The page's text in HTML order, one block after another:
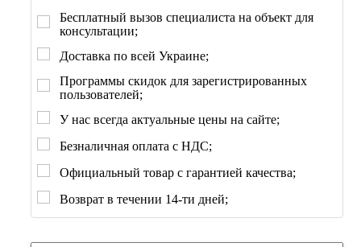
Бесплатный вызов специалиста на объект для
консультации;
Доставка по всей Украине;
Программы скидок для зарегистрированных
пользователей;
У нас всегда актуальные цены на сайте;
Безналичная оплата с НДС;
Официальный товар с гарантией качества;
Возврат в течении 14-ти дней;